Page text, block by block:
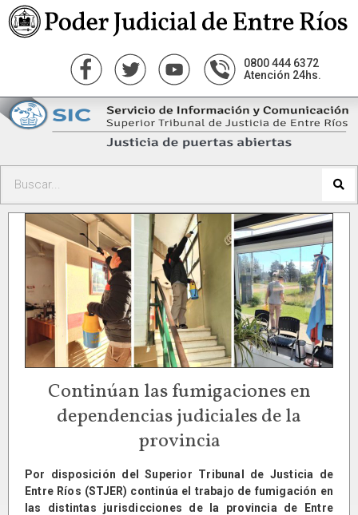
0800 444 6372
Atención 24hs.
Continúan las fumigaciones en
dependencias judiciales de la
provincia
Por disposición del Superior Tribunal de Justicia de
Entre Ríos (STJER) continúa el trabajo de fumigación en
las distintas jurisdicciones de la provincia de Entre